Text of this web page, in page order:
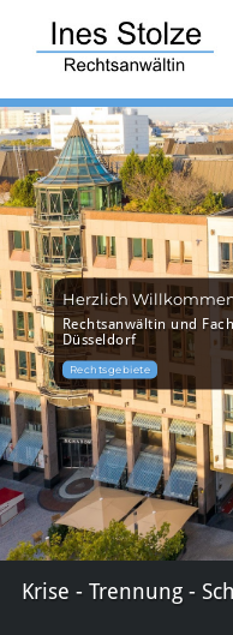
Inhalt
springen
Herzlich
Rechtsanwältin und
Düsseldorf
Rechtsgebiete
Krise - Trennung -